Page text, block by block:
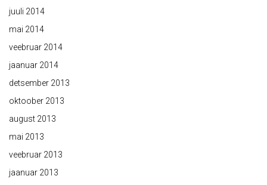
juuli 2014
mai 2014
veebruar 2014
jaanuar 2014
detsember 2013
oktoober 2013
august 2013
mai 2013
veebruar 2013
jaanuar 2013